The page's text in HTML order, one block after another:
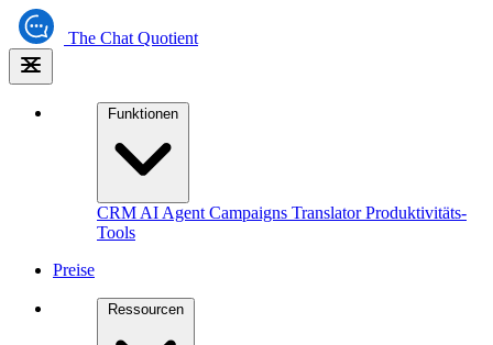
The Chat Quotient
Funktionen
CRM AI Agent Campaigns TranslatorProduktivitäts-
Tools
Preise
Ressourcen